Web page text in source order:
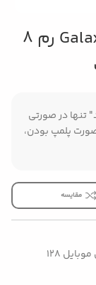
گوشی سامسونگ Galaxy A56 5G رم 8
تنها در صورتی
پلمپ بودن،
مقایسه
گوشی موبایل 128